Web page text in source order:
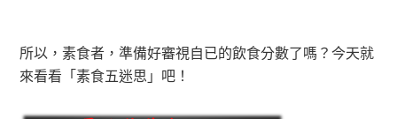
所以，素食者，準備好審視自已的飲食分數了嗎？今天就
來看看「素食五迷思」吧！